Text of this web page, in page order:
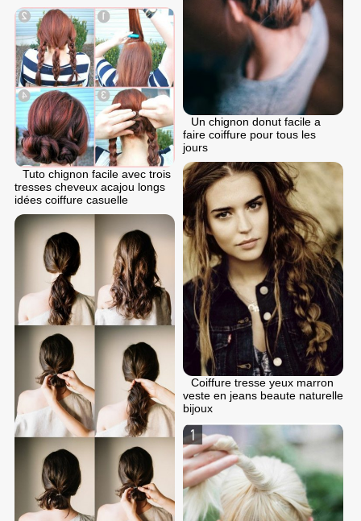
Un chignon donut facile a
faire coiffure pour tous les
jours
Tuto chignon facile avec trois
tresses cheveux acajou longs
idées coiffure casuelle
Coiffure tresse yeux marron
veste en jeans beaute naturelle
bijoux